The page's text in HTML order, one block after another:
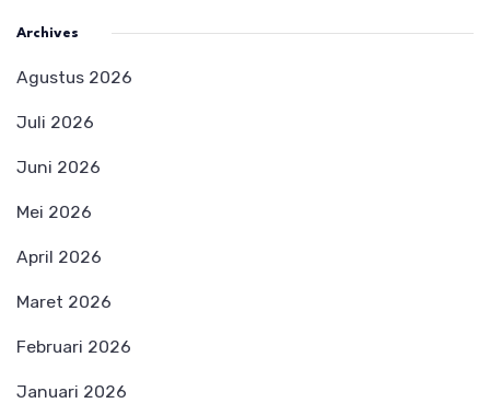
Archives
Agustus 2026
Juli 2026
Juni 2026
Mei 2026
April 2026
Maret 2026
Februari 2026
Januari 2026